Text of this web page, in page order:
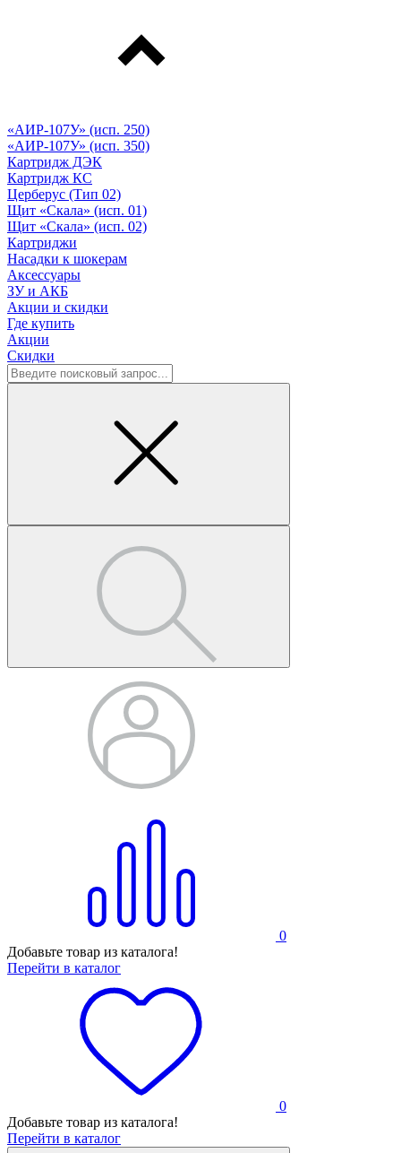
«АИР-107У» (исп. 250)
«АИР-107У» (исп. 350)
Картридж ДЭК
Картридж КС
Церберус (Тип 02)
Щит «Скала» (исп. 01)
Щит «Скала» (исп. 02)
Картриджи
Насадки к шокерам
Аксессуары
ЗУ и АКБ
Акции и скидки
Где купить
Акции
Скидки
0
Добавьте товар из каталога!
Перейти в каталог
0
Добавьте товар из каталога!
Перейти в каталог